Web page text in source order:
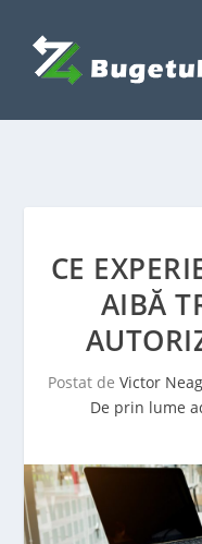
CE
AIBĂ
Postat de Victor
De prin lume